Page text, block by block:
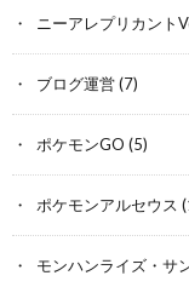
ニーアレプリカント
ブログ運営(7)
ポケモンGO (5)
ポケモンアルセウス
モンハンライズ・サ